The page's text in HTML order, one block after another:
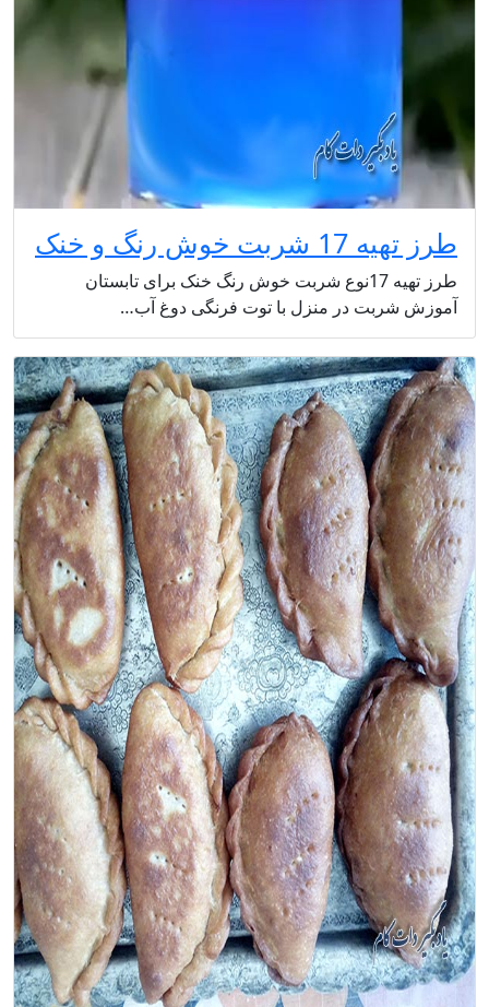
طرز تهیه 17 شربت خوش رنگ و خنک
طرز تهیه 17نوع شربت خوش رنگ خنک برای تابستان
آموزش شربت در منزل با توت فرنگی دوغ آب…